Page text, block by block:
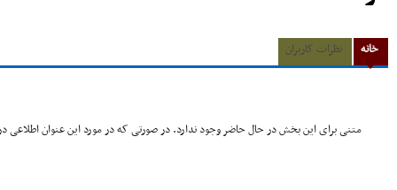
خانه نظرات کاربران
متنی برای این بخش در حال حاضر وجود ندارد. در صورتی که در مورد این عنوان اطلاعی